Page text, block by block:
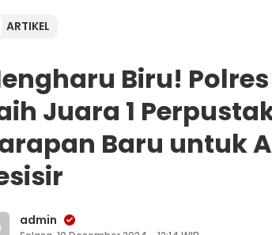
ARTIKEL
Biru!
Juara 1
Baru untuk
admin